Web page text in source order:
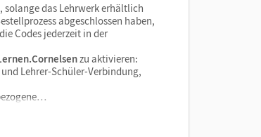
das Lehrwerk erhältlich
abgeschlossen haben,
Codes jederzeit in der
zu aktivieren:
Lehrer-Schüler-Verbindung,